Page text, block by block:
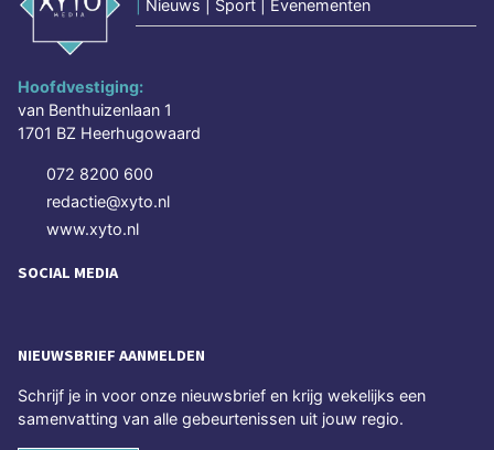
Nieuws | Sport | Evenementen
Hoofdvestiging:
van Benthuizenlaan 1
1701 BZ Heerhugowaard
072 8200 600
redactie@xyto.nl
www.xyto.nl
SOCIAL MEDIA
NIEUWSBRIEF AANMELDEN
Schrijf je in voor onze nieuwsbrief en krijg wekelijks een
samenvatting van alle gebeurtenissen uit jouw regio.